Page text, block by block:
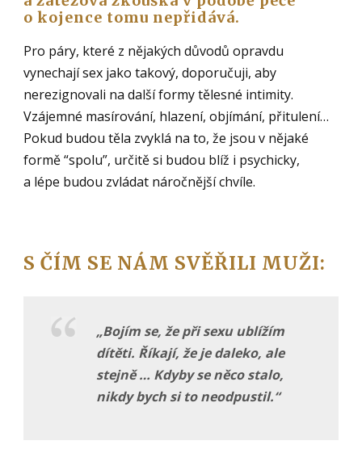
o kojence tomu nepřidává.
Pro páry, které z nějakých důvodů opravdu
vynechají sex jako takový, doporučuji, aby
nerezignovali na další formy tělesné intimity.
Vzájemné masírování, hlazení, objímání, přitulení…
Pokud budou těla zvyklá na to, že jsou v nějaké
formě “spolu”, určitě si budou blíž i psychicky,
a lépe budou zvládat náročnější chvíle.
S ČÍM SE NÁM SVĚŘILI MUŽI:
„Bojím se, že při sexu ublížím
dítěti. Říkají, že je daleko, ale
stejně … Kdyby se něco stalo,
nikdy bych si to neodpustil.“